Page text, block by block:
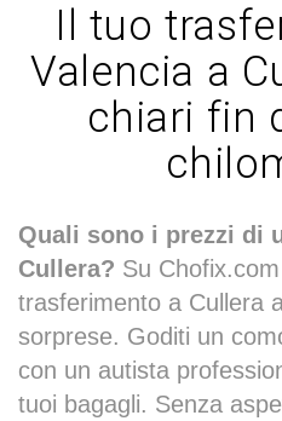
Il tuo
Valencia a
chiari fin
Quali sono i prezzi di
Cullera? Su
trasferimento a Cullera
sorprese. Goditi un
con un autista
tuoi bagagli. Senza